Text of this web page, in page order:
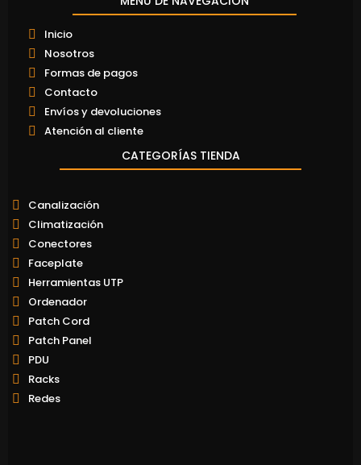
Inicio
Nosotros
Formas de pagos
Contacto
Envíos y devoluciones
Atención al cliente
CATEGORÍAS TIENDA
Canalización
Climatización
Conectores
Faceplate
Herramientas UTP
Ordenador
Patch Cord
Patch Panel
PDU
Racks
Redes